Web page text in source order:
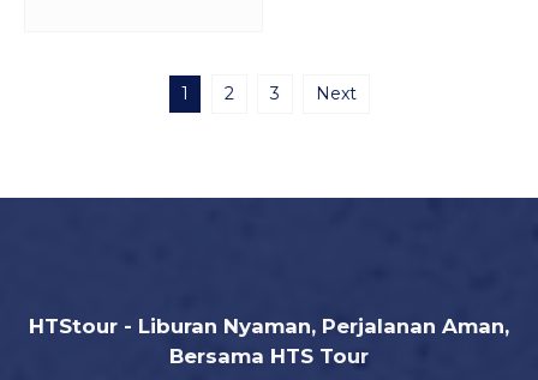
1 2 3 Next
HTStour - Liburan Nyaman, Perjalanan Aman,
Bersama HTS Tour